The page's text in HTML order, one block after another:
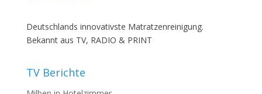
Deutschlands innovativste Matratzenreinigung.
Bekannt aus TV, RADIO & PRINT
TV Berichte